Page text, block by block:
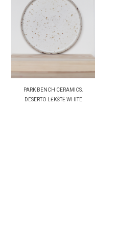
PARK BENCH CERAMICS.
DESERTO LĖKŠTĖ WHITE